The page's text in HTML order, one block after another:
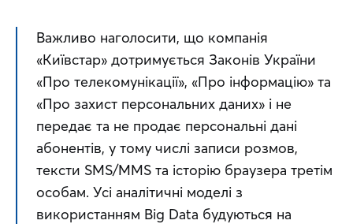
Важливо наголосити, що компанія
«Київстар» дотримується Законів України
«Про телекомунікації», «Про інформацію» та
«Про захист персональних даних» і не
передає та не продає персональні дані
абонентів, у тому числі записи розмов,
тексти SMS/MMS та історію браузера третім
особам. Усі аналітичні моделі з
використанням Big Data будуються на